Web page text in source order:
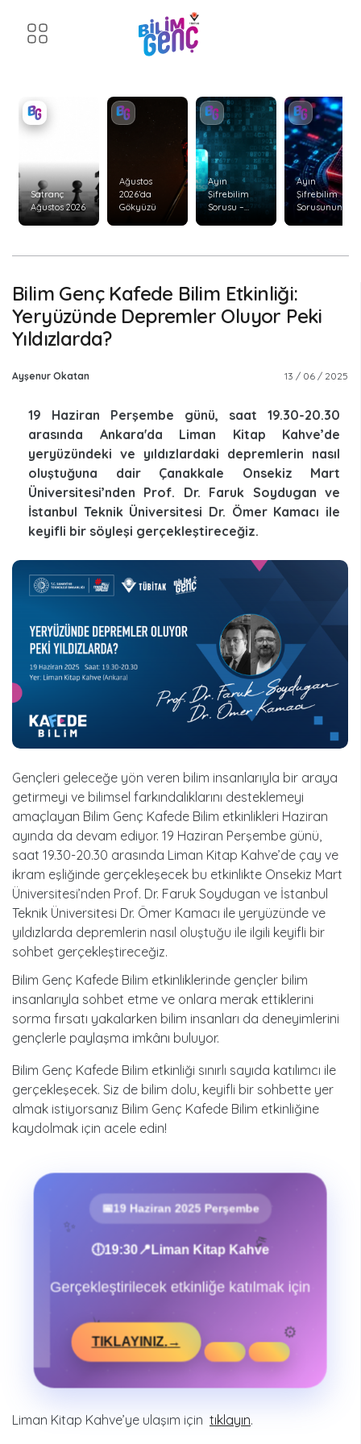
Satranç
Ağustos 2026
Ağustos
2026’da
Gökyüzü
Ayın
Şifrebilim
Sorusu –
Ayın
Şifrebilim
Sorusunun
Bilim Genç Kafede Bilim Etkinliği:
Yeryüzünde Depremler Oluyor Peki
Yıldızlarda?
Ayşenur Okatan 13 / 06 / 2025
19 Haziran Perşembe günü, saat 19.30-20.30
arasında Ankara'da Liman Kitap Kahve’de
yeryüzündeki ve yıldızlardaki depremlerin nasıl
oluştuğuna dair Çanakkale Onsekiz Mart
Üniversitesi’nden Prof. Dr. Faruk Soydugan ve
İstanbul Teknik Üniversitesi Dr. Ömer Kamacı ile
keyifli bir söyleşi gerçekleştireceğiz.
Gençleri geleceğe yön veren bilim insanlarıyla bir araya
getirmeyi ve bilimsel farkındalıklarını desteklemeyi
amaçlayan Bilim Genç Kafede Bilim etkinlikleri Haziran
ayında da devam ediyor. 19 Haziran Perşembe günü,
saat 19.30-20.30 arasında Liman Kitap Kahve’de çay ve
ikram eşliğinde gerçekleşecek bu etkinlikte Onsekiz Mart
Üniversitesi’nden Prof. Dr. Faruk Soydugan ve İstanbul
Teknik Üniversitesi Dr. Ömer Kamacı ile yeryüzünde ve
yıldızlarda depremlerin nasıl oluştuğu ile ilgili keyifli bir
sohbet gerçekleştireceğiz.
Bilim Genç Kafede Bilim etkinliklerinde gençler bilim
insanlarıyla sohbet etme ve onlara merak ettiklerini
sorma fırsatı yakalarken bilim insanları da deneyimlerini
gençlerle paylaşma imkânı buluyor.
Bilim Genç Kafede Bilim etkinliği sınırlı sayıda katılımcı ile
gerçekleşecek. Siz de bilim dolu, keyifli bir sohbette yer
almak istiyorsanız Bilim Genç Kafede Bilim etkinliğine
kaydolmak için acele edin!
📅19 Haziran 2025 Perşembe
🕕19:30📍Liman Kitap Kahve
Gerçekleştirilecek etkinliğe katılmak için
TIKLAYINIZ.→
✨
⚙️
🔬
⚡
Liman Kitap Kahve’ye ulaşım için tıklayın.